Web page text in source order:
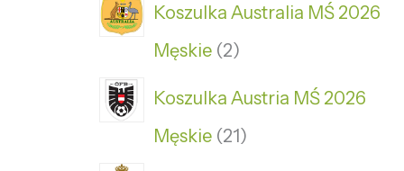
Koszulka Australia MŚ 2026
Męskie 2
Koszulka Austria MŚ 2026
Męskie 21